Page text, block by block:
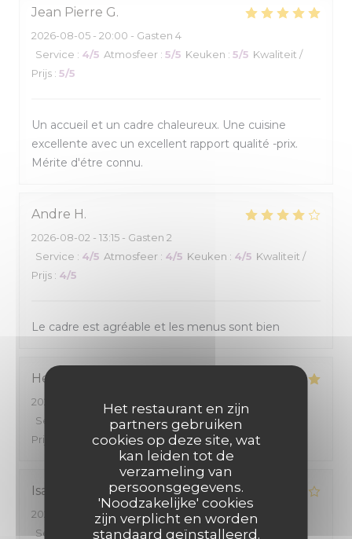
Het restaurant en zijn
partners gebruiken
cookies op deze site, wat
kan leiden tot de
verzameling van
persoonsgegevens.
'Noodzakelijke' cookies
zijn verplicht en worden
standaard geïnstalleerd.
Jean Pierre G
2026-08-05 - 20:00 - Gasten 4
Service : 4/5 Atmosfeer : 5/5 Keuken : 5/5 Kwaliteit /
Prijs : 5/5
Un accueil et un cadre chaleureux. Une cuisine
excellente avec un excellent rapport qualité -prix.
Mérite d'étre connu.
Andre H
2026-08-02 - 13:15 - Gasten 2
Service : 4/5 Atmosfeer : 4/5 Keuken : 4/5 Kwaliteit /
Prijs : 4/5
Le cadre est agréable et les menus sont bien
Henri
2026-08-01
- 19:30 - Gasten 2
Service
Atmosfeer:4/5 Keuken:5/5
Prijs
Isabelle
2026-08-01
- 19:00 - Gasten 2
Service
/5 Atmosfeer: 4/5 Keuken:4/5 Kwaliteit /